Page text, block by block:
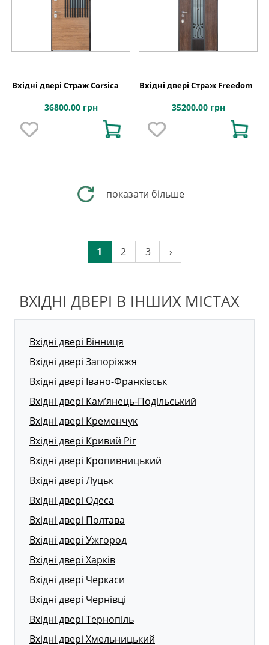
Вхідні двері Страж Corsica
36800.00 грн
Вхідні двері Страж Freedom
35200.00 грн
показати більше
1 2 3 ›
ВХІДНІ ДВЕРІ В ІНШИХ МІСТАХ
Вхідні двері Вінниця
Вхідні двері Запоріжжя
Вхідні двері Івано-Франківськ
Вхідні двері Кам’янець-Подільський
Вхідні двері Кременчук
Вхідні двері Кривий Ріг
Вхідні двері Кропивницький
Вхідні двері Луцьк
Вхідні двері Одеса
Вхідні двері Полтава
Вхідні двері Ужгород
Вхідні двері Харків
Вхідні двері Черкаси
Вхідні двері Чернівці
Вхідні двері Тернопіль
Вхідні двері Хмельницький